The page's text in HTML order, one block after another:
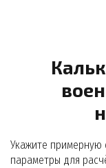
Укажите примерную
параметры для